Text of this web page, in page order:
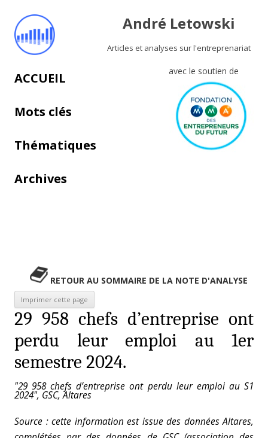
André Letowski
Articles et analyses sur l'entreprenariat
avec le soutien de
Aller au contenu principal
ACCUEIL
Mots clés
Thématiques
Archives
RETOUR AU SOMMAIRE DE LA NOTE D'ANALYSE
29 958 chefs d’entreprise ont
perdu leur emploi au 1er
semestre 2024.
"29 958 chefs d’entreprise ont perdu leur emploi au S1
2024", GSC, Altares
Source : cette information est issue des données Altares,